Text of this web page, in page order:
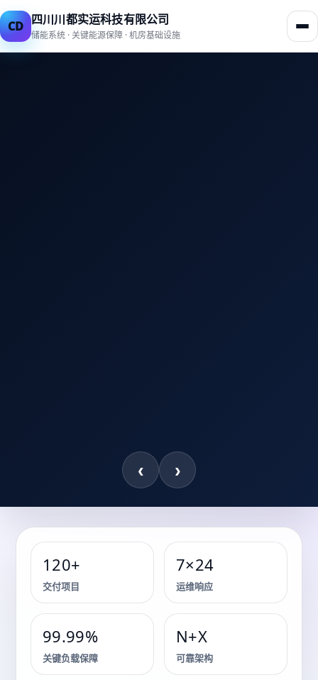
CD 四川川都实运科技有限公司
储能系统 · 关键能源保障 · 机房基础设施
储能系统 · 关键能源保障 · 机房基础设施
关键能源保障与储能系统
解决方案
面向各类关键业务场景，提供咨询、交付、运维的一体化
‹ ›
120+
交付项目
7×24
运维响应
99.99%
关键负载保障
N+X
可靠架构